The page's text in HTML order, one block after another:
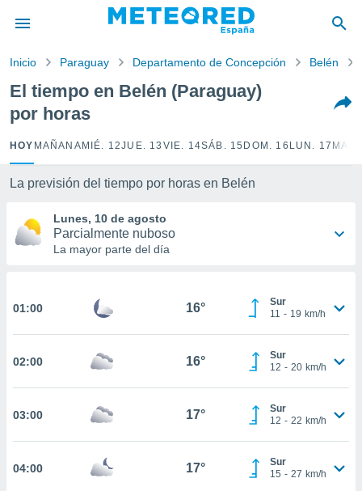
por
para
la
calidad.
a este
las
y
forma
ACEPTAR
Inicio Paraguay Departamento de Concepción Belén
El tiempo en Belén (Paraguay)
por horas
HOY MAÑANA MIÉ. 12JUE. 13 VIE. 14SÁB. 15 DOM. 16 LUN. 17
La previsión del tiempo por horas en Belén
Lunes, 10 de agosto
Parcialmente nuboso
La mayor parte del día
01:00 16°
Sur
11 - 19 km/h
02:00 16°
Sur
12 - 20 km/h
03:00 17°
Sur
12 - 22 km/h
04:00 17°
Sur
15 - 27 km/h